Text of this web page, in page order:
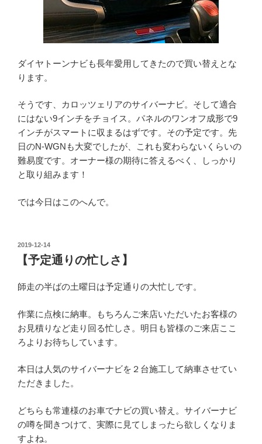
ダイヤトーンナビも長年愛用してきたので買い替えとな
ります。
そうです、カロッツェリアのサイバーナビ。そして適合
にはない9インチをチョイス。パネルのワンオフ成形で9
インチがスマートに収まるはずです。その予定です。先
日のN-WGNも大変でしたが、これも変わらないくらいの
難易度です。オーナー様の期待に答えるべく、しっかり
と取り組みます！
では今日はこのへんで。
投
稿
日:
2019-12-14
【予定通りの忙しさ】
師走の半ばの土曜日は予定通りの大忙しです。
作業に点検に納車。もちろんご来店いただいたお客様の
お見積りなど走り回る忙しさ。明日も皆様のご来店ここ
ろよりお待ちしています。
本日は人気のサイバーナビを２台施工して納車させてい
ただきました。
どちらも常連様のお車でナビの買い替え。サイバーナビ
の噂を聞きつけて、実際に見てしまったら欲しくなりま
すよね。